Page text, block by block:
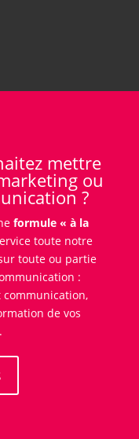
mettre
ou
?
formule « à la
toute notre
toute ou partie
:
de vos